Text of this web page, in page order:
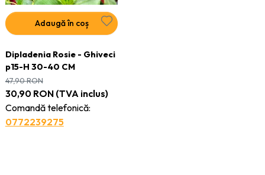
Adaugă în coș
Dipladenia Rosie - Ghiveci
p15-H 30-40 CM
30,90 RON(TVA inclus)
Comandă telefonică:
0772239275
47,90RON